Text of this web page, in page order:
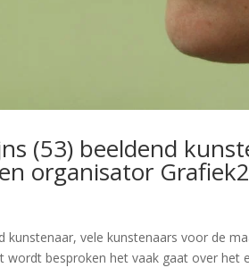
(53) beeldend
organisator
vele kunstenaars voor de
wordt besproken het vaak gaat over het